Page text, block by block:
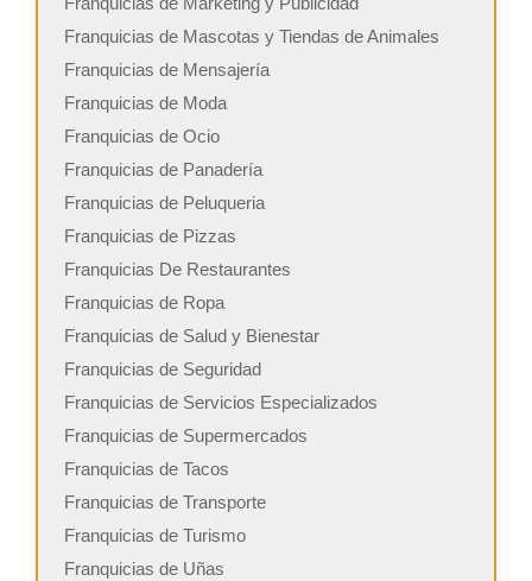
Franquicias de Mascotas y Tiendas de Animales
Franquicias de Mensajería
Franquicias de Moda
Franquicias de Ocio
Franquicias de Panadería
Franquicias de Peluqueria
Franquicias de Pizzas
Franquicias De Restaurantes
Franquicias de Ropa
Franquicias de Salud y Bienestar
Franquicias de Seguridad
Franquicias de Servicios Especializados
Franquicias de Supermercados
Franquicias de Tacos
Franquicias de Transporte
Franquicias de Turismo
Franquicias de Uñas